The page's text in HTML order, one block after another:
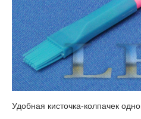
Удобная кисточка-колпачек